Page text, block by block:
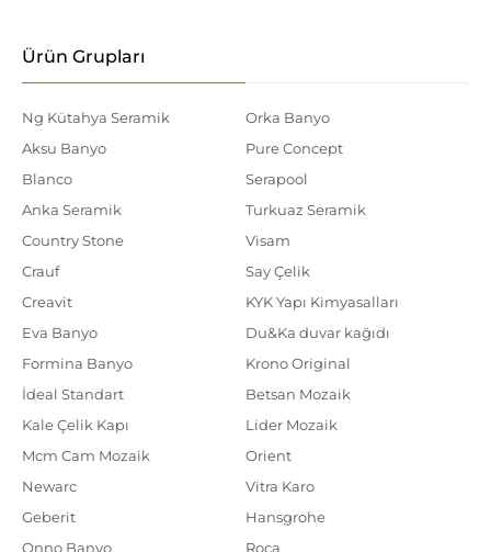
Ürün Grupları
Ng Kütahya Seramik
Aksu Banyo
Blanco
Anka Seramik
Country Stone
Crauf
Creavit
Eva Banyo
Formina Banyo
İdeal Standart
Kale Çelik Kapı
Mcm Cam Mozaik
Newarc
Geberit
Onno Banyo
Orka Banyo
Pure Concept
Serapool
Turkuaz Seramik
Visam
Say Çelik
KYK Yapı Kimyasalları
Du&Ka duvar kağıdı
Krono Original
Betsan Mozaik
Lider Mozaik
Orient
Vitra Karo
Hansgrohe
Roca